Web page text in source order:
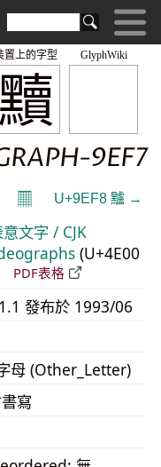
GlyphWiki
黷
置上的字型
9EF7
𝄜 U+9EF8 黸 →
意文字 / CJK
(U+4E00
PDF表格
發布於 1993/06
母 (Other_Letter)
寫